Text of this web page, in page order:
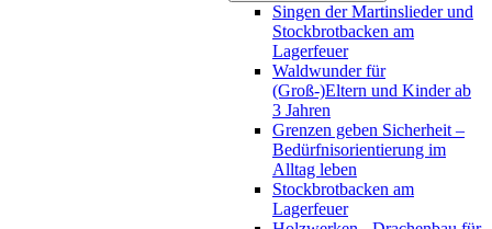
Singen der Martinslieder und
Stockbrotbacken am
Lagerfeuer
Waldwunder für
(Groß-)Eltern und Kinder ab
3 Jahren
Grenzen geben Sicherheit –
Bedürfnisorientierung im
Alltag leben
Stockbrotbacken am
Lagerfeuer